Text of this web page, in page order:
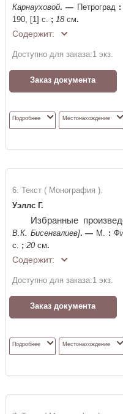
Карнауховой. — Петроград :
190, [1] c. ; 18см.
Содержит:
Доступно для заказа:1 экз.
Заказ документа
Подробнее Местонахождение
6. Текст ( Монография ).
Уэллс Г.
Избранные
В.К. Бисенгалиев]. — М. :
с. ; 20см.
Содержит:
Доступно для заказа:1 экз.
Заказ документа
Подробнее Местонахождение